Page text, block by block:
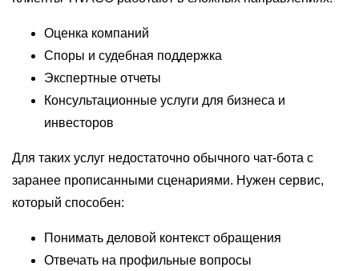
Оценка компаний
Споры и судебная поддержка
Экспертные отчеты
Консультационные услуги для бизнеса и
инвесторов
Для таких услуг недостаточно обычного чат-бота с
заранее прописанными сценариями. Нужен сервис,
который способен:
Понимать деловой контекст обращения
Отвечать на профильные вопросы